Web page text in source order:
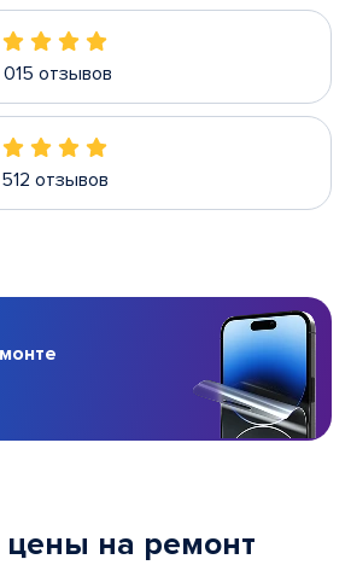
отзывов
отзывов
на ремонт